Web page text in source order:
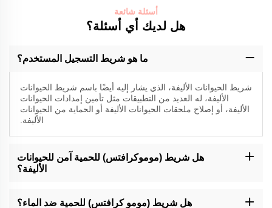
أسئلة شائعة
هل لديك أي أسئلة؟
ما هو شريط التسجيل المستخدم؟
شريط الحيوانات الأليفة، الذي يشار إليه أيضًا باسم شريط الحيوانات
الأليفة، له العديد من التطبيقات مثل تأمين إمدادات الحيوانات
الأليفة، أو إصلاح ملحقات الحيوانات الأليفة أو الحماية من الحيوانات
الأليفة.
هل شريط (موموكرافتس) للحمية آمن للحيوانات
الأليفة؟
دائما مراقبة الاتصال بين الحيوانات والمنتجات اللاصقة من أي نوع.
هل شريط (مومو كرافتس) للحمية ضد الماء؟